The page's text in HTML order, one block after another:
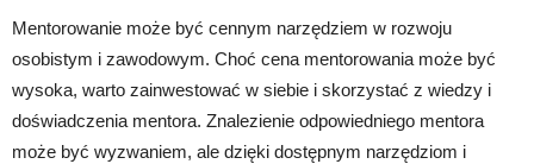
Mentorowanie może być cennym narzędziem w rozwoju
osobistym i zawodowym. Choć cena mentorowania może być
wysoka, warto zainwestować w siebie i skorzystać z wiedzy i
doświadczenia mentora. Znalezienie odpowiedniego mentora
może być wyzwaniem, ale dzięki dostępnym narzędziom i